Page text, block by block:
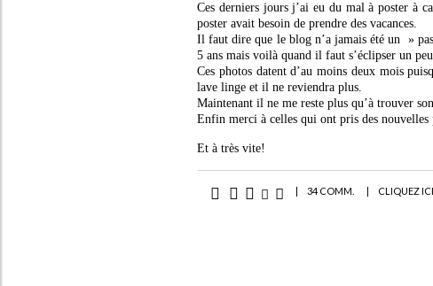
Ces derniers jours j’ai eu du mal à poster à
poster avait besoin de prendre des vacances.
Il faut dire que le blog n’a jamais été un »
5 ans mais voilà quand il faut s’éclipser un
Ces photos datent d’au moins deux mois
lave linge et il ne reviendra plus.
Maintenant il ne me reste plus qu’à trouver
Enfin merci à celles qui ont pris des
Et à très vite!
| 34 COMM. | CLIQUEZ